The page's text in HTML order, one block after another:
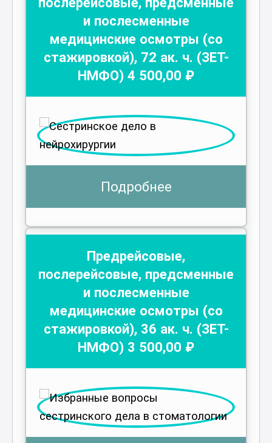
и послесменные
медицинские осмотры (со
стажировкой), 72 ак. ч. (ЗЕТ-
НМФО) 4 500,00 ₽
Подробнее
Предрейсовые,
послерейсовые, предсменные
и послесменные
медицинские осмотры (со
стажировкой), 36 ак. ч. (ЗЕТ-
НМФО) 3 500,00 ₽